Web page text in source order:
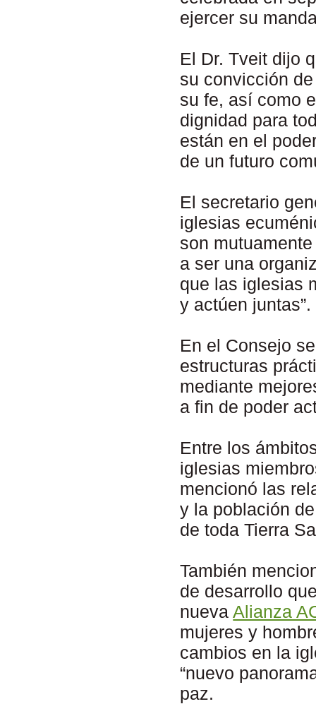
ejercer su
El Dr. Tveit dijo
su convicción
su fe, así como
dignidad para
están en el
de un futuro
El secretario
iglesias
son
a ser una
que las iglesias
y actúen juntas”.
En el Consejo
estructuras
mediante
a fin de poder
Entre los
iglesias
mencionó las
y la población
de toda Tierra
También
de desarrollo
nuevaAlianza
mujeres y
cambios en la
“nuevo
paz.